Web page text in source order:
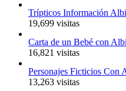
Trípticos Información
19,699 visitas
Carta de un Bebé con
16,821 visitas
Personajes Ficticios
13,263 visitas